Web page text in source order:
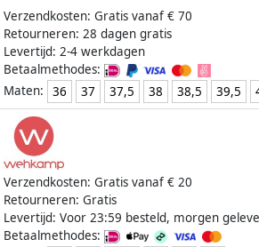
Verzendkosten: Gratis vanaf € 70
Retourneren: 28 dagen gratis
Levertijd: 2-4 werkdagen
Betaalmethodes:
Maten:
36 37 37,5 38 38,5 39,5
Verzendkosten: Gratis vanaf € 20
Retourneren: Gratis
Levertijd: Voor 23:59 besteld, morgen
Betaalmethodes: